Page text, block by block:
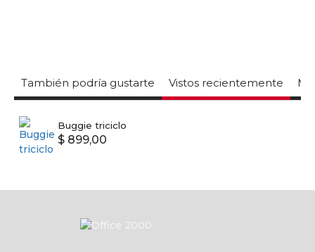
También podría gustarte Vistos recientemente
Buggie triciclo
$ 899,00